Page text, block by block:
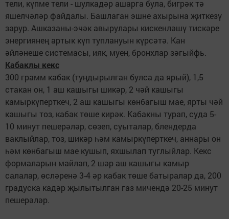
тели, күпме тели - шулкадәр ашарга була, бигрәк тә
яшелчәләр файдалы. Башлаган эшне ахырына җиткезү
зарур. Ашказаны-эчәк авырулары кискенләшү тискәре
энергиянең артык күп туплануын күрсәтә. Кан
әйләнеше системасы, ияк, муен, бронхлар зәгыйфь.
Кабаклы кекс
300 грамм кабак (туңдырылган булса да ярый), 1,5
стакан он, 1 аш кашыгы шикәр, 2 чәй кашыгы
камыркүперткеч, 2 аш кашыгы көнбагыш мае, ярты чәй
кашыгы тоз, кабак төше кирәк. Кабакны турап, суда 5-
10 минут пешерәләр, сөзеп, суыталар, блендерда
ваклыйлар, тоз, шикәр һәм камыркүперткеч, аннары он
һәм көнбагыш мае кушып, яхшылап туглыйлар. Кекс
формаларын майлап, 2 шәр аш кашыгы камыр
салалар, өсләренә 3-4 әр кабак төше батыралар да, 200
градуска кадәр җылытылган газ мичендә 20-25 минут
пешерәләр.